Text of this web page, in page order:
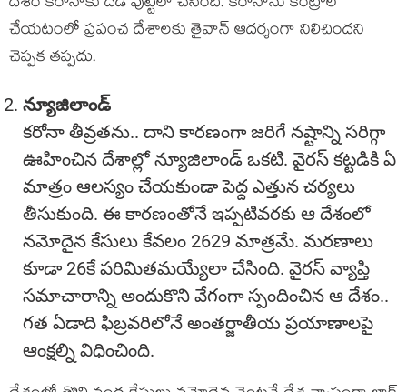
చేయటంలో ప్రపంచ దేశాలకు తైవాన్ ఆదర్శంగా నిలిచిందని
చెప్పక తప్పదు.
న్యూజిలాండ్
కరోనా తీవ్రతను.. దాని కారణంగా జరిగే నష్టాన్ని సరిగ్గా
ఊహించిన దేశాల్లో న్యూజిలాండ్ ఒకటి. వైరస్ కట్టడికి ఏ
మాత్రం ఆలస్యం చేయకుండా పెద్ద ఎత్తున చర్యలు
తీసుకుంది. ఈ కారణంతోనే ఇప్పటివరకు ఆ దేశంలో
నమోదైన కేసులు కేవలం 2629 మాత్రమే. మరణాలు
కూడా 26కే పరిమితమయ్యేలా చేసింది. వైరస్ వ్యాప్తి
సమాచారాన్ని అందుకొని వేగంగా స్పందించిన ఆ దేశం..
గత ఏడాది ఫిబ్రవరిలోనే అంతర్జాతీయ ప్రయాణాలపై
ఆంక్షల్ని విధించింది.